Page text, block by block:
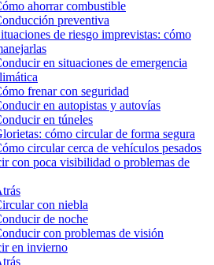
ahorrar combustible
preventiva
de riesgo imprevistas: cómo
en situaciones de emergencia
frenar con seguridad
en autopistas y autovías
en túneles
cómo circular de forma segura
circular cerca de vehículos pesados
con poca visibilidad o problemas de
con niebla
de noche
con problemas de visión
en invierno